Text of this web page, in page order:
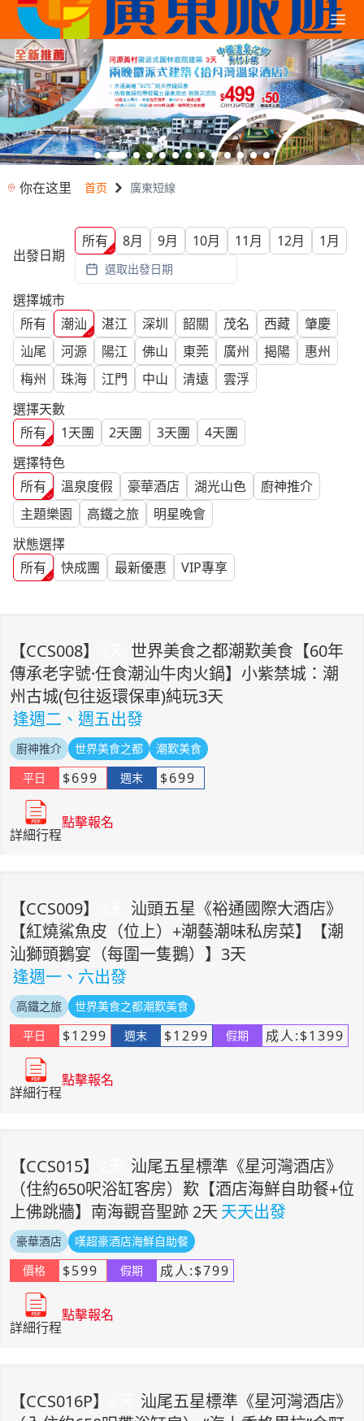
你在这里 首页 廣東短線
出發日期
所有 8月 9月 10月 11月 12月 1月
選取出發日期
選擇城市
所有
潮汕 湛江 深圳 韶關 茂名 西藏
肇慶
汕尾
河源 陽江 佛山 東莞 廣州 揭陽
惠州
梅州
珠海 江門 中山 清遠
雲浮
選擇天數
所有
1天團 2天團 3天團 4天團
選擇特色
所有
溫泉度假 豪華酒店 湖光山色
廚神推介
主題樂園
高鐵之旅
明星晚會
狀態選擇
所有
快成團 最新優惠 VIP專享
【CCS008】
世界美食之都潮歎美食【60年
傳承老字號·任食潮汕牛肉火鍋】小紫禁城：潮
州古城(包往返環保車)純玩3天
逢週二、週五出發
廚神推介 世界美食之都
潮歎美食
平日
$699 週末 $699
詳細行程
點擊報名
【CCS009】
汕頭五星《裕通國際大酒店》
【紅燒鯊魚皮（位上）+潮藝潮味私房菜】【潮
汕獅頭鵝宴（每圍一隻鵝）】3天
逢週一、六出發
高鐵之旅
世界美食之都潮歎美食
平日
$1299 週末 $1299 假期 成人:$1399
詳細行程
點擊報名
【CCS015】
汕尾五星標準《星河灣酒店》
（住約650呎浴缸客房）歎【酒店海鮮自助餐+位
上佛跳牆】南海觀音聖跡 2天 天天出發
豪華酒店
嘆超豪酒店海鮮自助餐
價格
$599 假期 成人:$799
詳細行程
點擊報名
【CCS016P】
汕尾五星標準《星河灣酒店》